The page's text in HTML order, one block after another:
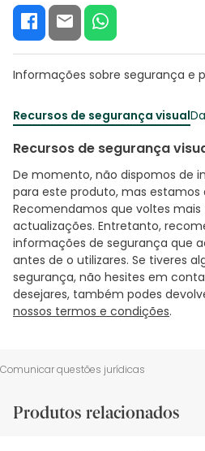
Informações sobre segurança e
Recursos de segurança visual
Recursos de segurança
De momento, não dispomos de
para este produto, mas estamos
Recomendamos que voltes mais
actualizações. Entretanto,
informações de segurança que
antes de o utilizares. Se tiveres
segurança, não hesites em
desejares, também podes
nossos termos e condições.
Comunicar questões jurídicas
Produtos relacionados